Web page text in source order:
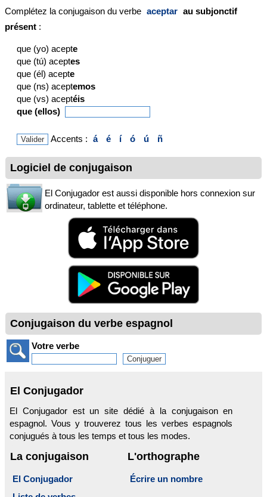
Complétez la conjugaison du verbe aceptar au subjonctif
présent :
que (yo) acepte
que (tú) aceptes
que (él) acepte
que (ns) aceptemos
que (vs) aceptéis
que (ellos)
Accents : á é í ó ú ñ
Logiciel de conjugaison
El Conjugador est aussi disponible hors connexion sur
ordinateur, tablette et téléphone.
Conjugaison du verbe espagnol
Votre verbe
El Conjugador
El Conjugador est un site dédié à la conjugaison en
espagnol. Vous y trouverez tous les verbes espagnols
conjugués à tous les temps et tous les modes.
La conjugaison
El Conjugador
L'orthographe
Écrire un nombre